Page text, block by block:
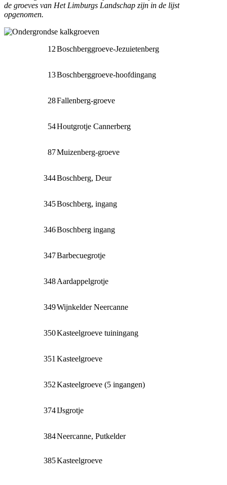
de groeves van Het Limburgs Landschap zijn in de lijst
opgenomen.
12Boschberggroeve-Jezuietenberg
13Boschberggroeve-hoofdingang
28Fallenberg-groeve
54Houtgrotje Cannerberg
87Muizenberg-groeve
344Boschberg, Deur
345Boschberg, ingang
346Boschberg ingang
347Barbecuegrotje
348Aardappelgrotje
349Wijnkelder Neercanne
350Kasteelgroeve tuiningang
351 Kasteelgroeve
352Kasteelgroeve (5 ingangen)
374IJsgrotje
384Neercanne, Putkelder
385Kasteelgroeve